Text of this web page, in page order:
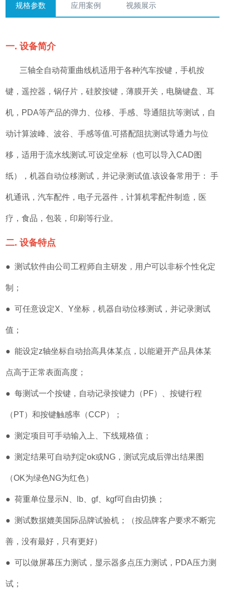
规格参数 应用案例 视频展示
一. 设备简介
三轴全自动荷重曲线机适用于各种汽车按键，手机按
键，遥控器，锅仔片，硅胶按键，薄膜开关，电脑键盘、耳
机，PDA等产品的弹力、位移、手感、导通阻抗等测试，自
动计算波峰、波谷、手感等值.可搭配阻抗测试导通力与位
移，适用于流水线测试.可设定坐标（也可以导入CAD图
纸），机器自动位移测试，并记录测试值.该设备常用于： 手
机通讯，汽车配件，电子元器件，计算机零配件制造，医
疗，食品，包装，印刷等行业。
二. 设备特点
● 测试软件由公司工程师自主研发，用户可以非标个性化定
制；
● 可任意设定X、Y坐标，机器自动位移测试，并记录测试
值；
● 能设定z轴坐标自动抬高具体某点，以能避开产品具体某
点高于正常表面高度；
● 每测试一个按键，自动记录按键力（PF）、按键行程
（PT）和按键触感率（CCP）；
● 测定项目可手动输入上、下线规格值；
● 测定结果可自动判定ok或NG，测试完成后弹出结果图
（OK为绿色NG为红色）
● 荷重单位显示N、lb、gf、kgf可自由切换；
● 测试数据媲美国际品牌试验机；（按品牌客户要求不断完
善，没有最好，只有更好）
● 可以做屏幕压力测试，显示器多点压力测试，PDA压力测
试；